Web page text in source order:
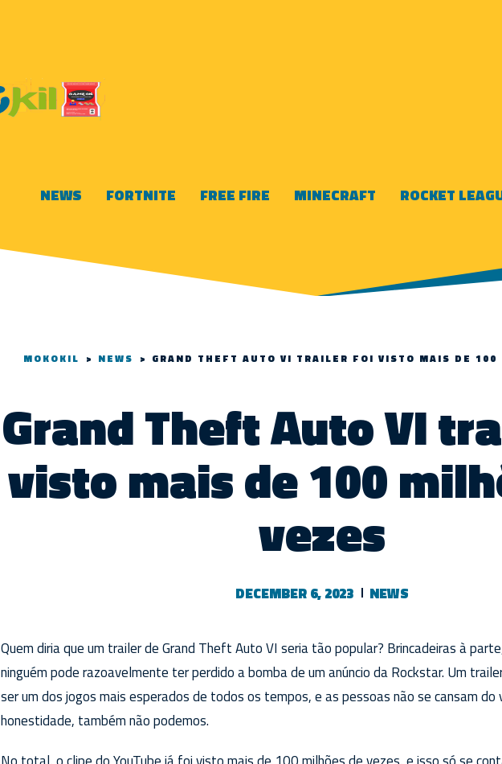
NEWS FORTNITE FREE FIRE MINECRAFT ROCKET
MOKOKIL > NEWS > GRAND THEFT AUTO VI TRAILER FOI VISTO MAIS DE 100
Grand Theft Auto VI
visto mais de 100
vezes
DECEMBER 6, 2023 NEWS
Quem diria que um trailer de Grand Theft Auto VI seria tão popular? Brincadeiras à
ninguém pode razoavelmente ter perdido a bomba de um anúncio da Rockstar. Um
ser um dos jogos mais esperados de todos os tempos, e as pessoas não se cansam do
honestidade, também não podemos.